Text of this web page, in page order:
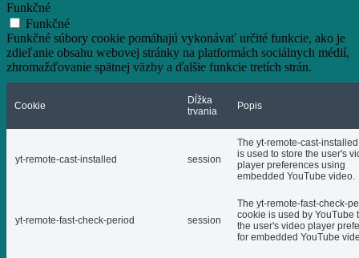
Funkčné
Funkčné
Funkčné súbory cookie pomáhajú vykonávať určité funkcie, ako je
zdieľanie obsahu webovej stránky na platformách sociálnych médií,
zhromažďovanie spätnej väzby a ďalšie funkcie tretích strán.
Cookie
Dĺžka
trvania
Popis
yt-remote-cast-installed session
The yt-remote-cast-
is used to store the user's
player preferences using
embedded YouTube video.
yt-remote-fast-check-period session
The yt-remote-fast-check-
cookie is used by YouTube
the user's video player
for embedded YouTube